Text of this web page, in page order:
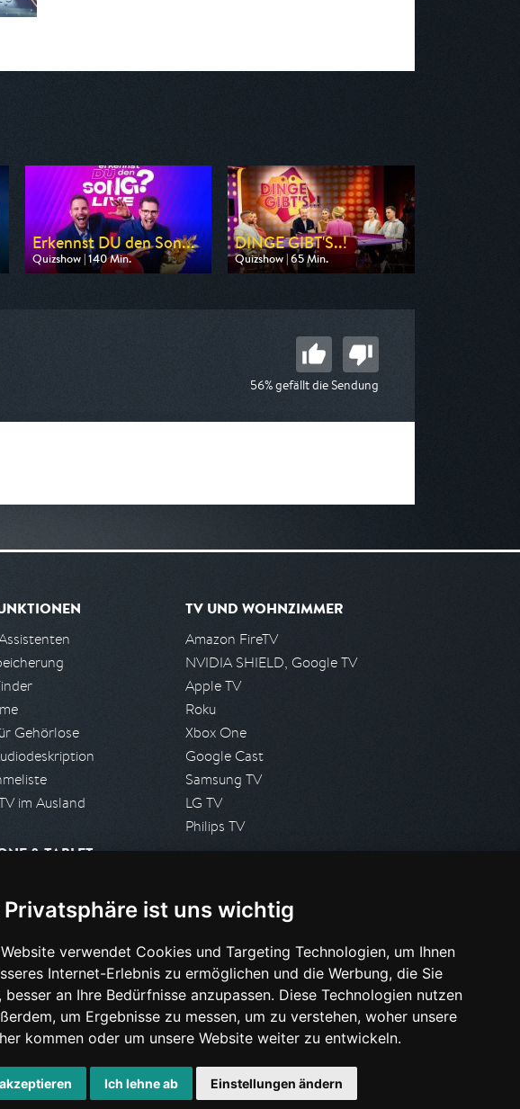
Privatsphäre ist uns wichtig
verwendet Cookies und Targeting Technologien, um Ihnen
Internet-Erlebnis zu ermöglichen und die Werbung, die Sie
besser an Ihre Bedürfnisse anzupassen. Diese Technologien nutzen
um Ergebnisse zu messen, um zu verstehen, woher unsere
kommen oder um unsere Website weiter zu entwickeln.
Ich lehne ab Einstellungen ändern
Erkennst DU den Son...
Quizshow | 140 Min.
Ausgestrahlt von Pro 7
DINGE GIBT'S..!
Quizshow | 65 Min.
Ausgestrahlt von RTLZWEI
56% gefällt die Sendung
Gehörlose
im Ausland
& TABLET
TV UND WOHNZIMMER
Amazon FireTV
NVIDIA SHIELD, Google TV
Apple TV
Roku
Xbox One
Google Cast
Samsung TV
LG TV
Philips TV
Presseanfrage stellen
HILFE & SUPPORT
Häufig gestellte Fragen
Anfrage stellen